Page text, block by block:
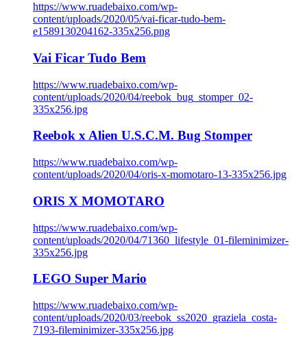
https://www.ruadebaixo.com/wp-
content/uploads/2020/05/vai-ficar-tudo-bem-
e1589130204162-335x256.png
Vai Ficar Tudo Bem
https://www.ruadebaixo.com/wp-
content/uploads/2020/04/reebok_bug_stomper_02-
335x256.jpg
Reebok x Alien U.S.C.M. Bug Stomper
https://www.ruadebaixo.com/wp-
content/uploads/2020/04/oris-x-momotaro-13-335x256.jpg
ORIS X MOMOTARO
https://www.ruadebaixo.com/wp-
content/uploads/2020/04/71360_lifestyle_01-fileminimizer-
335x256.jpg
LEGO Super Mario
https://www.ruadebaixo.com/wp-
content/uploads/2020/03/reebok_ss2020_graziela_costa-
7193-fileminimizer-335x256.jpg